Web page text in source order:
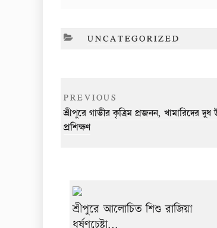
CATEGORIES
UNCATEGORIZED
Post
navigation
Previous
Post
PREVIOUS
শ্রীপুরে গাভীর কৃত্রিম প্রজনন, খামারিদের
প্রশিক্ষণ
শ্রীপুরে আলোচিত শিশু রাজিয়া
ধর্ষণচেষ্টা...